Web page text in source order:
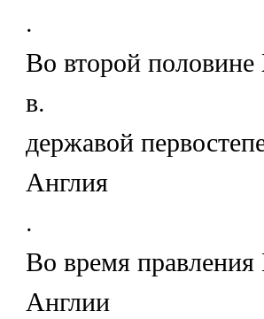
.
Во второй
в.
державой
Англия
.
Во время
Англии